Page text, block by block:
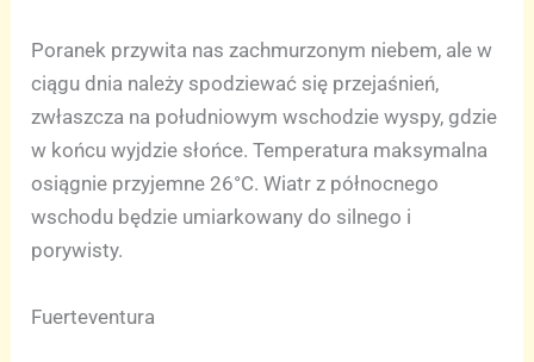
Poranek przywita nas zachmurzonym niebem, ale w
ciągu dnia należy spodziewać się przejaśnień,
zwłaszcza na południowym wschodzie wyspy, gdzie
w końcu wyjdzie słońce. Temperatura maksymalna
osiągnie przyjemne 26°C. Wiatr z północnego
wschodu będzie umiarkowany do silnego i
porywisty.
Fuerteventura